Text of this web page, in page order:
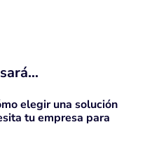
elegir una solución
tu empresa para